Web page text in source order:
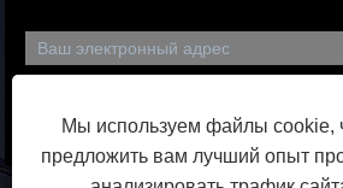
Мы используем файлы cookie,
предложить вам лучший опыт